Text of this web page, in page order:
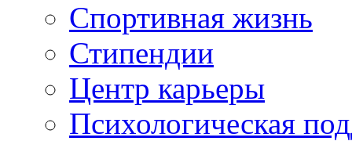
Спортивная жизнь
Стипендии
Центр карьеры
Психологическая